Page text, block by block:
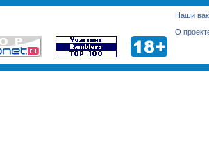
Наши
О